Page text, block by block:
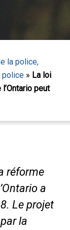
la police,
police» La loi
peut
réforme
a
Le projet
la